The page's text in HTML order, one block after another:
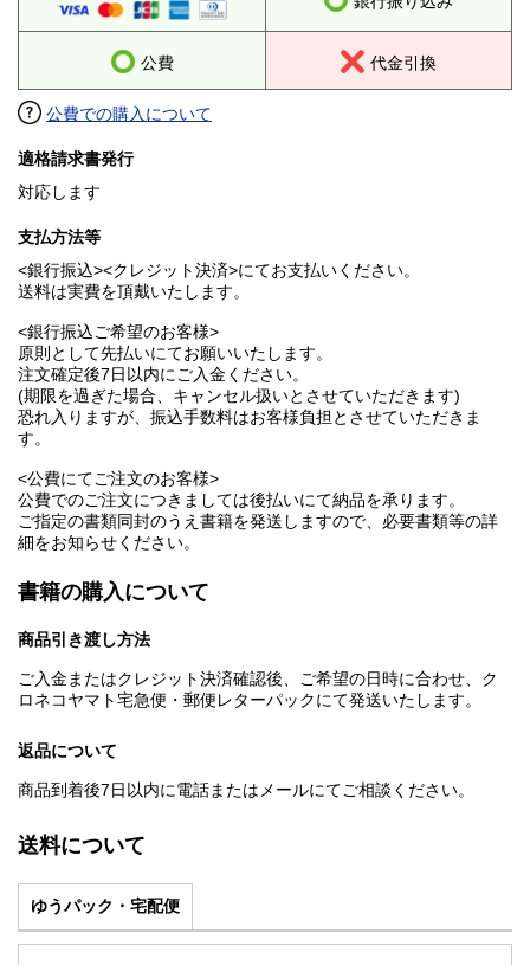
公費 代金引換
公費での購入について
適格請求書発行
対応します
支払方法等
<銀行振込><クレジット決済>にてお支払いください。
送料は実費を頂戴いたします。
<銀行振込ご希望のお客様>
原則として先払いにてお願いいたします。
注文確定後7日以内にご入金ください。
(期限を過ぎた場合、キャンセル扱いとさせていただきます)
恐れ入りますが、振込手数料はお客様負担とさせていただきま
す。
<公費にてご注文のお客様>
公費でのご注文につきましては後払いにて納品を承ります。
ご指定の書類同封のうえ書籍を発送しますので、必要書類等の詳
細をお知らせください。
書籍の購入について
商品引き渡し方法
ご入金またはクレジット決済確認後、ご希望の日時に合わせ、ク
ロネコヤマト宅急便・郵便レターパックにて発送いたします。
返品について
商品到着後7日以内に電話またはメールにてご相談ください。
送料について
ゆうパック・宅配便